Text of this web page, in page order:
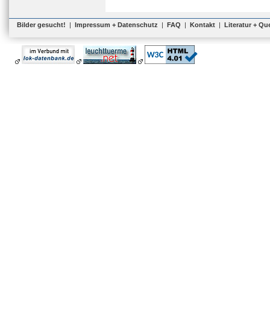
Bilder gesucht! | Impressum + Datenschutz | FAQ | Kontakt | Literatur +